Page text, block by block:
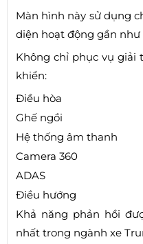
Màn hình này sử dụng
diện hoạt động gần như
Không chỉ phục vụ giải
khiển:
Điều hòa
Ghế ngồi
Hệ thống âm thanh
Camera 360
ADAS
Điều hướng
Khả năng phản hồi
nhất trong ngành xe